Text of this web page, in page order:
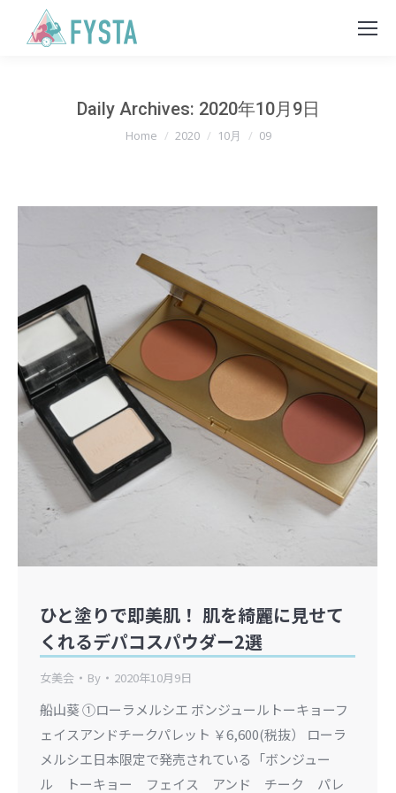
Daily Archives: 2020年10月9日
You are here:
Home 2020 10月 09
ひと塗りで即美肌！ 肌を綺麗に見せて
くれるデパコスパウダー2選
女美会 By 2020年10月9日
船山葵 ①ローラメルシエ ボンジュールトーキョーフ
ェイスアンドチークパレット ￥6,600(税抜） ローラ
メルシエ日本限定で発売されている「ボンジュー
ル トーキョー フェイス アンド チーク パレ